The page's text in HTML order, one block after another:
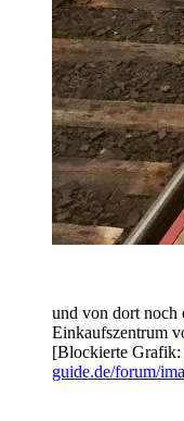
und von dort noch
Einkaufszentrum
[Blockierte Grafik:
guide.de/forum/